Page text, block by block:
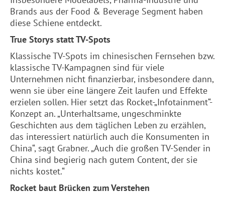
Brands aus der Food & Beverage Segment haben
diese Schiene entdeckt.
True Storys statt TV-Spots
Klassische TV-Spots im chinesischen Fernsehen bzw.
klassische TV-Kampagnen sind für viele
Unternehmen nicht finanzierbar, insbesondere dann,
wenn sie über eine längere Zeit laufen und Effekte
erzielen sollen. Hier setzt das Rocket-„Infotainment“-
Konzept an. „Unterhaltsame, ungeschminkte
Geschichten aus dem täglichen Leben zu erzählen,
das interessiert natürlich auch die Konsumenten in
China“, sagt Grabner. „Auch die großen TV-Sender in
China sind begierig nach gutem Content, der sie
nichts kostet.“
Rocket baut Brücken zum Verstehen